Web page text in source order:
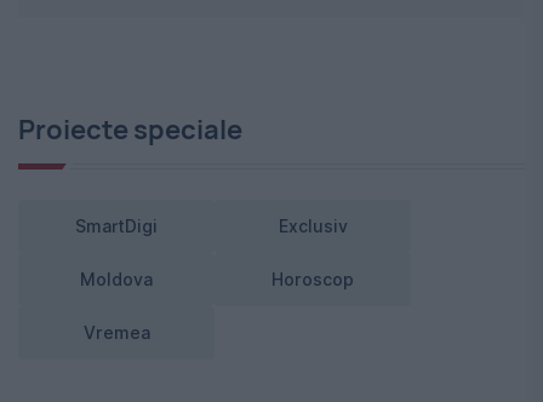
Proiecte speciale
SmartDigi Exclusiv
Moldova Horoscop
Vremea